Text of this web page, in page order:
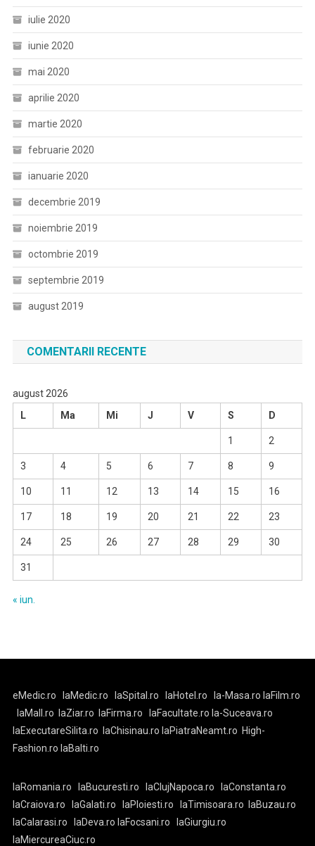
iulie 2020
iunie 2020
mai 2020
aprilie 2020
martie 2020
februarie 2020
ianuarie 2020
decembrie 2019
noiembrie 2019
octombrie 2019
septembrie 2019
august 2019
COMENTARII RECENTE
august 2026
L
Ma Mi J V S D
1 2
3 4 5 6 7 8 9
10 11 12 13 14 15 16
17 18 19 20 21 22 23
24 25 26 27 28 29 30
31
« iun.
eMedic.ro laMedic.ro laSpital.ro laHotel.ro la-Masa.ro laFilm.ro
laMall.ro
laZiar.ro laFirma.ro laFacultate.ro la-Suceava.ro
laExecutareSilita.ro
laChisinau.ro laPiatraNeamt.ro High-
Fashion.ro laBalti.ro
laRomania.ro laBucuresti.ro laClujNapoca.ro
laConstanta.ro
laCraiova.ro
laGalati.ro laPloiesti.ro laTimisoara.ro
laBuzau.ro
laCalarasi.ro
laDeva.ro laFocsani.ro
laGiurgiu.ro
laMiercureaCiuc.ro